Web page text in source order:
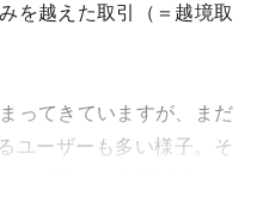
を越えた取引（＝越境取
ってきていますが、まだ
ユーザーも多い様子。そ